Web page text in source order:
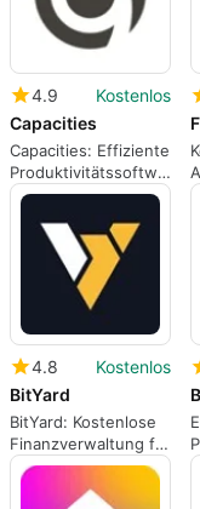
4.9
Kostenlos
Capacities
Capacities: Effiziente
Produktivitätssoftware
für Mac
4.8
Kostenlos
BitYard
BitYard: Kostenlose
Finanzverwaltung für
Mac